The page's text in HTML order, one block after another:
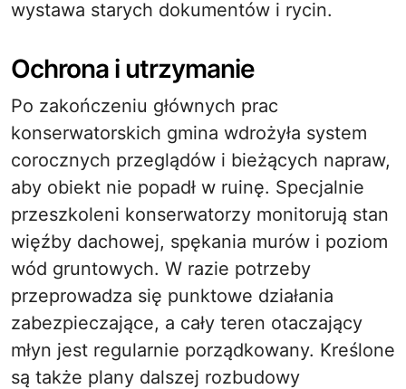
wystawa starych dokumentów i rycin.
Ochrona i utrzymanie
Po zakończeniu głównych prac
konserwatorskich gmina wdrożyła system
corocznych przeglądów i bieżących napraw,
aby obiekt nie popadł w ruinę. Specjalnie
przeszkoleni konserwatorzy monitorują stan
więźby dachowej, spękania murów i poziom
wód gruntowych. W razie potrzeby
przeprowadza się punktowe działania
zabezpieczające, a cały teren otaczający
młyn jest regularnie porządkowany. Kreślone
są także plany dalszej rozbudowy